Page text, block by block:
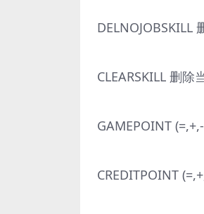
DELNOJOBSKILL
CLEARSKILL 删
GAMEPOINT
CREDITPOINT